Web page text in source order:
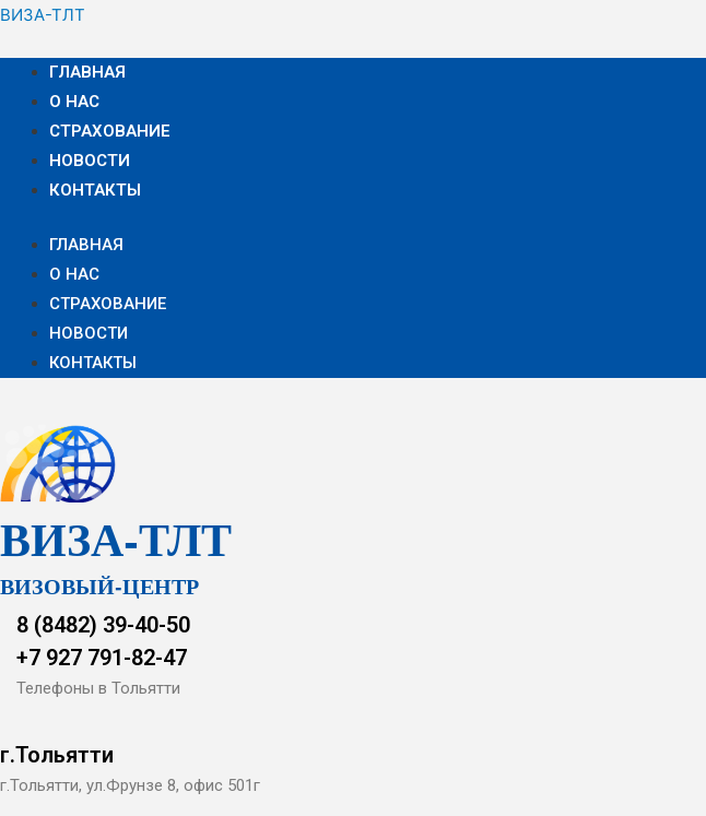
ВИЗА-ТЛТ
ГЛАВНАЯ
О НАС
СТРАХОВАНИЕ
НОВОСТИ
КОНТАКТЫ
ГЛАВНАЯ
О НАС
СТРАХОВАНИЕ
НОВОСТИ
КОНТАКТЫ
ВИЗА-ТЛТ
ВИЗОВЫЙ-ЦЕНТР
8 (8482) 39-40-50
+7 927 791-82-47
Телефоны в Тольятти
г.Тольятти
г.Тольятти, ул.Фрунзе 8, офис 501г